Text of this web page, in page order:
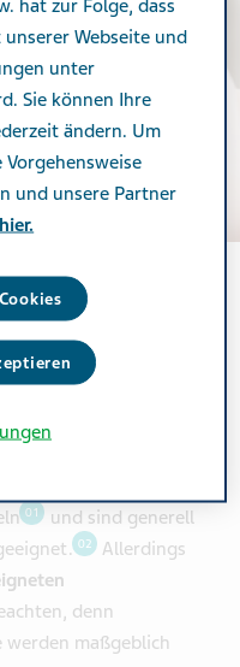
das?
01
und sind generell
02
Allerdings
denn
maßgeblich
hat zur Folge, dass
Webseite und
unter
Sie können Ihre
ändern. Um
und unsere Partner
hier.